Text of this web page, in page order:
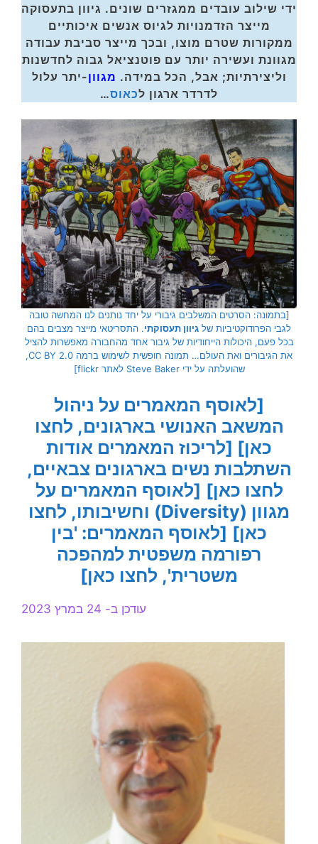
ידי שילוב עובדים ממגזרים שונים. גיוון בתעסוקה
מייצר הזדמנויות לגיוס אנשים איכותיים
ממקורות שטרם מוצו, ובכך מייצר סביבת עבודה
מגוונת ועשירה יותר עם פוטנציאל גבוה לחדשנות
וליצירתיות; אבל, הכל במידה. מגוון-יתר עלול
לדרדר ארגון לכאוס…
[בתמונה: הסרטים המשלבים גיבורי על יחד נותנים לנו המחשה טובה
לגבי הפרודוקטיביות של גיוון תעסוקתי. התסריטאי מייצר מצבים בהם
בכל פעם, היכולות הייחודיות של גיבור אחד מהחבורה מאפשרות להציל
את הגיבורים ואת העולם… תמונה חופשית לשימוש ברמה CC BY 2.0,
שהועלתה על ידי Steve Baker לאתר flickr]
[לאוסף המאמרים על ניהול
המשאב האנושי בארגונים, לחצו
כאן] [לריכוז המאמרים אודות
השתלבות נשים בארגונים צבאיים,
לחצו כאן] [לאוסף המאמרים על
מגוון (Diversity) וחשיבותו, לחצו
כאן] [לאוסף המאמרים: 'בין
רפורמה משפטית למהפכה
משטרית', לחצו כאן]
עודכן ב- 24 במרץ 2023